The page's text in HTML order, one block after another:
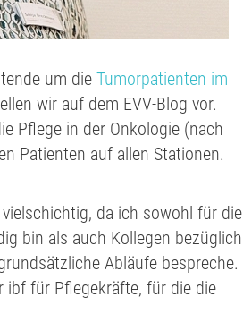
um die Tumorpatienten im
wir auf dem EVV-Blog vor.
Pflege in der Onkologie (nach
Patienten auf allen Stationen.
da ich sowohl für die
bin als auch Kollegen bezüglich
Abläufe bespreche.
ibf für Pflegekräfte, für die die